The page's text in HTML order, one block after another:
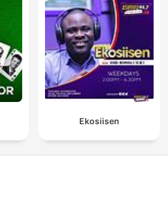
Ekosiisen